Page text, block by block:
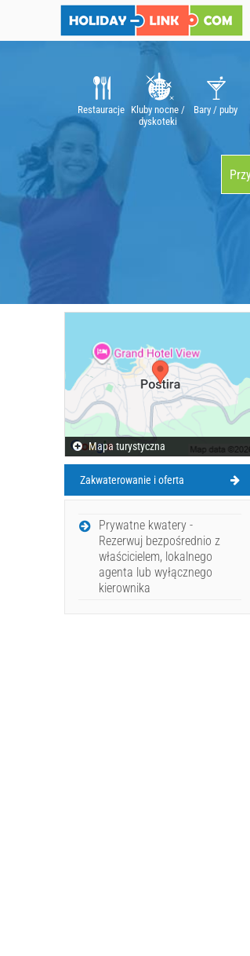
Restauracje
Kluby nocne /
dyskoteki
Bary / puby
Mapa turystyczna
Zakwaterowanie i oferta
Prywatne kwatery -
Rezerwuj bezpośrednio z
właścicielem, lokalnego
agenta lub wyłącznego
kierownika